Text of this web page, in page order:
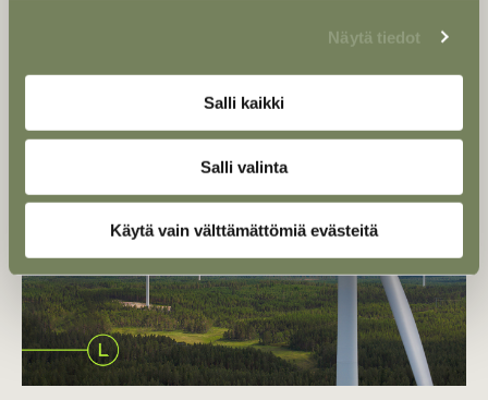
Näytä tiedot
Salli kaikki
Salli valinta
Käytä vain välttämättömiä evästeitä